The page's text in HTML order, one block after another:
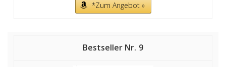
*Zum Angebot »
9